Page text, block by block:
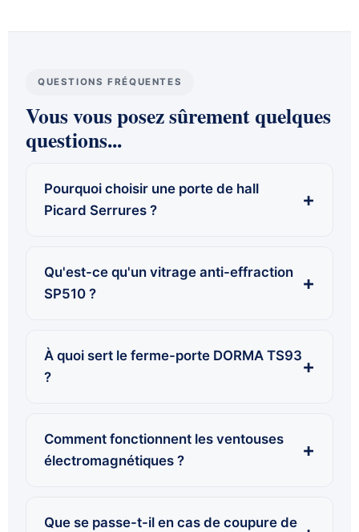
QUESTIONS FRÉQUENTES
Vous vous posez sûrement quelques
questions...
Pourquoi choisir une porte de hall
Picard Serrures ?
Qu'est-ce qu'un vitrage anti-effraction
SP510 ?
À quoi sert le ferme-porte DORMA TS93
?
Comment fonctionnent les ventouses
électromagnétiques ?
Que se passe-t-il en cas de coupure de